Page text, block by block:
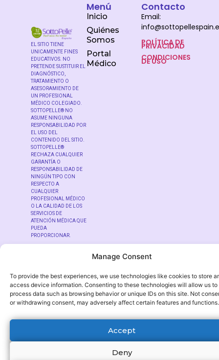
Manage Consent
To provide the best experiences, we use technologies like cookies to store
access device information. Consenting to these technologies will allow us to
process data such as browsing behavior or unique IDs on this site. Not
or withdrawing consent, may adversely affect certain features and functions.
Accept
Deny
EL SITIO TIENE
UNICAMENTE FINES
EDUCATIVOS. NO
PRETENDE SUSTITUIR EL
DIAGNÓSTICO,
TRATAMIENTO O
ASESORAMIENTO DE
UN PROFESIONAL
MÉDICO COLEGIADO.
SOTTOPELLE® NO
ASUME NINGUNA
RESPONSABILIDAD POR
EL USO DEL
CONTENIDO DEL SITIO.
SOTTOPELLE®
RECHAZA CUALQUIER
GARANTÍA O
RESPONSABILIDAD DE
NINGÚN TIPO CON
RESPECTO A
CUALQUIER
PROFESIONAL MÉDICO
O LA CALIDAD DE LOS
SERVICIOS DE
ATENCIÓN MÉDICA QUE
PUEDA
PROPORCIONAR.
Menú
Inicio
Quiénes
Somos
Portal
Médico
Contacto
Email:
POLÍTICA DE
PRIVACIDAD
CONDICIONES
DE USO
© Copyright – SottoPelle®